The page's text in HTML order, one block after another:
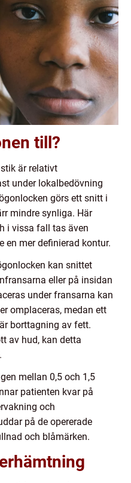
till?
är relativt
under lokalbedövning
görs ett snitt i
mindre synliga. Här
i vissa fall tas även
en mer definierad kontur.
kan snittet
eller på insidan
under fransarna kan
omplaceras, medan ett
borttagning av fett.
av hud, kan detta
mellan 0,5 och 1,5
patienten kvar på
och
på de opererade
och blåmärken.